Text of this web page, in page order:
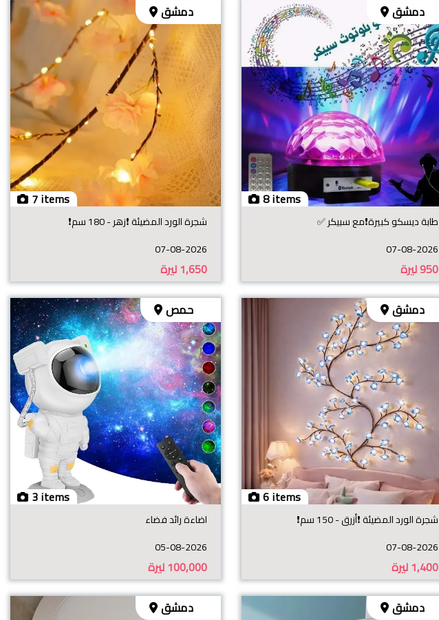
8 items
دمشق
طابة ديسكو كبيرة❗️مع سبيكر ✅
07-08-2026
ليرة950
7 items
دمشق
شجرة الورد المضيئة ❗️زهر - 180 سم❗️
07-08-2026
ليرة1,650
6 items
دمشق
شجرة الورد المضيئة ❗️أزرق - 150 سم❗️
07-08-2026
ليرة1,400
3 items
حمص
اضاءة رائد فضاء
05-08-2026
ليرة100,000
دمشق دمشق